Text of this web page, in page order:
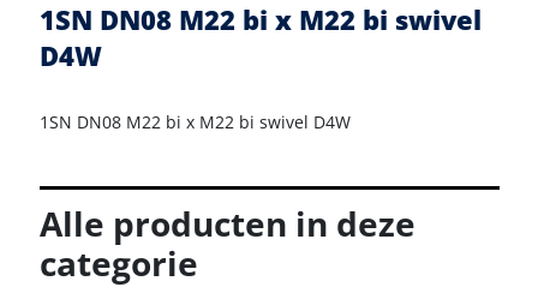
1SN DN08 M22 bi x M22 bi swivel
D4W
1SN DN08 M22 bi x M22 bi swivel D4W
Alle producten in deze
categorie